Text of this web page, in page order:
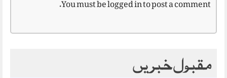
You must belogged into post a comment.
مقبول خبریں